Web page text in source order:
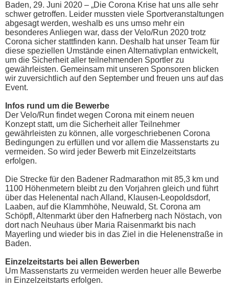
Baden, 29. Juni 2020 – „Die Corona Krise hat uns alle sehr
schwer getroffen. Leider mussten viele Sportveranstaltungen
abgesagt werden, weshalb es uns umso mehr ein
besonderes Anliegen war, dass der Velo/Run 2020 trotz
Corona sicher stattfinden kann. Deshalb hat unser Team für
diese speziellen Umstände einen Alternativplan entwickelt,
um die Sicherheit aller teilnehmenden Sportler zu
gewährleisten. Gemeinsam mit unseren Sponsoren blicken
wir zuversichtlich auf den September und freuen uns auf das
Event.
Infos rund um die Bewerbe
Der Velo/Run findet wegen Corona mit einem neuen
Konzept statt, um die Sicherheit aller Teilnehmer
gewährleisten zu können, alle vorgeschriebenen Corona
Bedingungen zu erfüllen und vor allem die Massenstarts zu
vermeiden. So wird jeder Bewerb mit Einzelzeitstarts
erfolgen.
Die Strecke für den Badener Radmarathon mit 85,3 km und
1100 Höhenmetern bleibt zu den Vorjahren gleich und führt
über das Helenental nach Alland, Klausen-Leopoldsdorf,
Laaben, auf die Klammhöhe, Neuwald, St. Corona am
Schöpfl, Altenmarkt über den Hafnerberg nach Nöstach, von
dort nach Neuhaus über Maria Raisenmarkt bis nach
Mayerling und wieder bis in das Ziel in die Helenenstraße in
Baden.
Einzelzeitstarts bei allen Bewerben
Um Massenstarts zu vermeiden werden heuer alle Bewerbe
in Einzelzeitstarts erfolgen.